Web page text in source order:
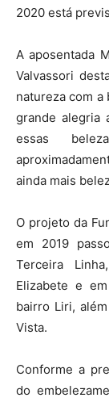
2020 está
A aposentada
Valvassori
natureza com a
grande alegria
essas
ainda mais
O projeto da
em 2019
Terceira
Elizabete e
bairro Liri,
Vista.
Conforme a
do